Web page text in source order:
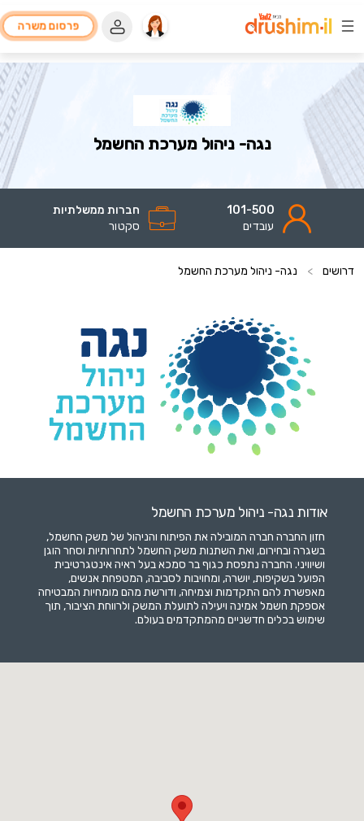
פרסום משרה
נגה- ניהול מערכת החשמל
101-500
עובדים
חברות ממשלתיות
סקטור
דרושים > נגה- ניהול מערכת החשמל
אודות נגה- ניהול מערכת החשמל
חזון החברה חברה המובילה את הפיתוח והניהול של משק החשמל,
בשגרה ובחירום, ואת השתנות משק החשמל לתחרותיות וסחר הוגן
ושיוויני. החברה נתפסת כגוף בר סמכא בעל ראיה אינטגרטיבית
הפועל בשקיפות, יושרה, ומחויבות לסביבה, המטפחת אנשים,
מאפשרת להם התקדמות וצמיחה, ודורשת מהם מומחיות המבטיחה
אספקת חשמל אמינה ויעילה לתועלת המשק ולרווחת הציבור, תוך
שימוש בכלים חדשניים מהמתקדמים בעולם.